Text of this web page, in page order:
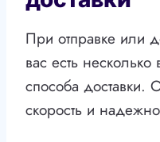
При отправке или
вас есть
способа доставки.
скорость и